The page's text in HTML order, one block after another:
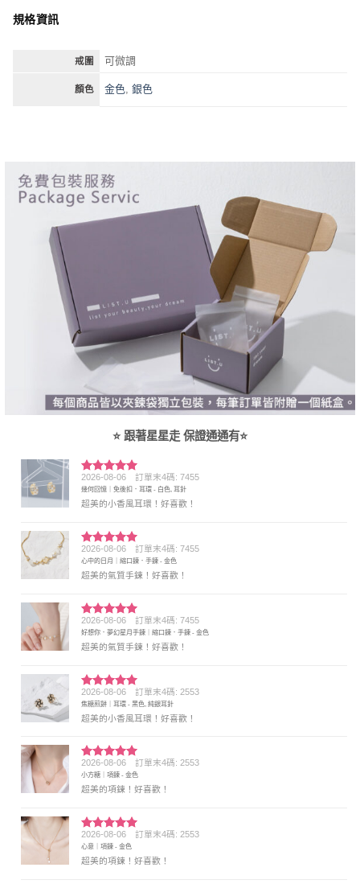
規格資訊
戒圍 可微調
顏色 金色 ,銀色
⭐ 跟著星星走 保證通通有⭐
評分5滿
分 5
2026-08-06 訂單末4碼: 7455
幾何回憶｜免後扣．耳環 - 白色, 耳針
超美的小香風耳環！好喜歡！
評分5 滿
分 5
2026-08-06 訂單末4碼: 7455
心中的日月｜縮口鍊．手鍊 - 金色
超美的氣質手鍊！好喜歡！
評分5 滿
分 5
2026-08-06 訂單末4碼: 7455
好想你．夢幻星月手鍊｜縮口鍊．手鍊 - 金色
超美的氣質手鍊！好喜歡！
評分5滿
分 5
2026-08-06 訂單末4碼: 2553
焦糖煎餅｜耳環 - 黑色, 純銀耳針
超美的小香風耳環！好喜歡！
評分5 滿
分 5
2026-08-06 訂單末4碼: 2553
小方糖｜項鍊 - 金色
超美的項鍊！好喜歡！
評分5 滿
分 5
2026-08-06 訂單末4碼: 2553
心意｜項鍊 - 金色
超美的項鍊！好喜歡！